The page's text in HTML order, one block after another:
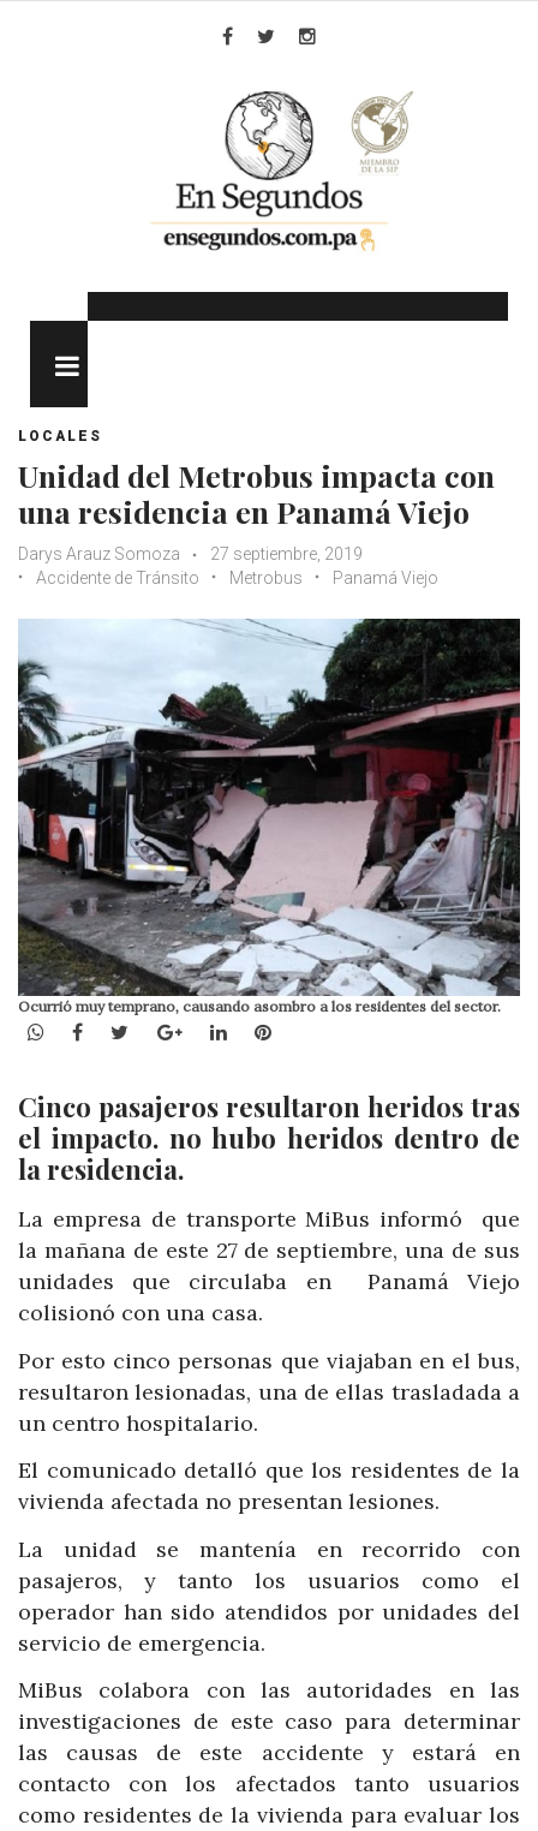
LOCALES
Unidad del Metrobus impacta con
una residencia en Panamá Viejo
Darys Arauz Somoza
27 septiembre, 2019
Accidente de Tránsito
Metrobus Panamá Viejo
Ocurrió muy temprano, causando asombro a los residentes del sector.
WhatsApp
Facebook
TwitterGoogle+LinkedInPinterest
Cinco pasajeros resultaron heridos tras
el impacto. no hubo heridos dentro de
la residencia.
La empresa de transporte MiBus informó que
la mañana de este 27 de septiembre, una de sus
unidades que circulaba en Panamá Viejo
colisionó con una casa.
Por esto cinco personas que viajaban en el bus,
resultaron lesionadas, una de ellas trasladada a
un centro hospitalario.
El comunicado detalló que los residentes de la
vivienda afectada no presentan lesiones.
La unidad se mantenía en recorrido con
pasajeros, y tanto los usuarios como el
operador han sido atendidos por unidades del
servicio de emergencia.
MiBus colabora con las autoridades en las
investigaciones de este caso para determinar
las causas de este accidente y estará en
contacto con los afectados tanto usuarios
como residentes de la vivienda para evaluar los